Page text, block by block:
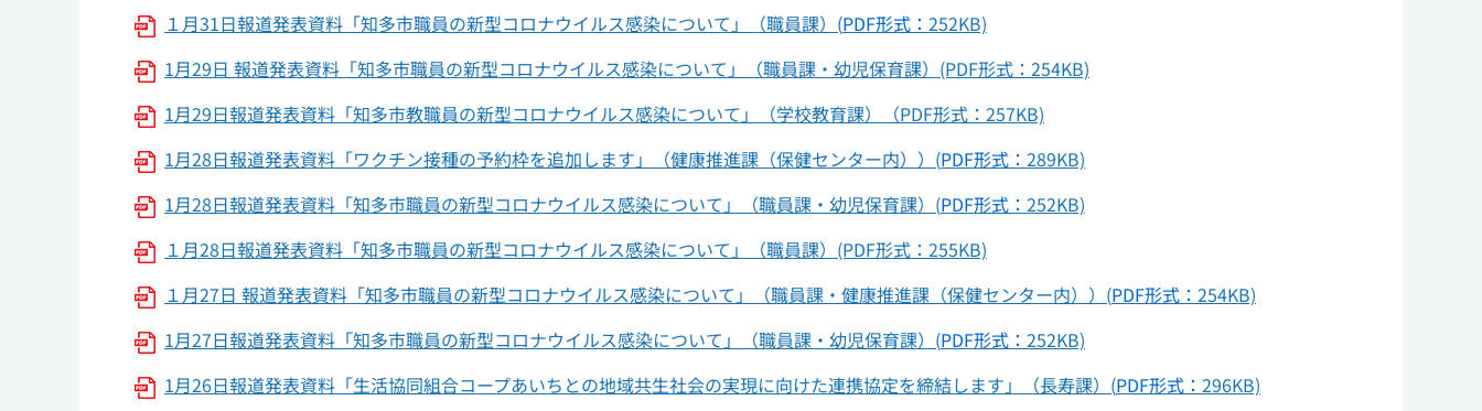
１月31日報道発表資料「知多市職員の新型コロナウイルス感染について」（職員課）(PDF形式： 252KB)
1月29日 報道発表資料「知多市職員の新型コロナウイルス感染について」（職員課・幼児保育課）(PDF形式：254KB)
1月29日報道発表資料「知多市教職員の新型コロナウイルス感染について」（学校教育課）（PDF形式：257KB)
1月28日報道発表資料「ワクチン接種の予約枠を追加します」（健康推進課（保健センター内））(PDF形式： 289KB)
1月28日報道発表資料「知多市職員の新型コロナウイルス感染について」（職員課・幼児保育課）(PDF形式： 252KB)
１月28日報道発表資料「知多市職員の新型コロナウイルス感染について」（職員課）(PDF形式：255KB)
１月27日 報道発表資料「知多市職員の新型コロナウイルス感染について」（職員課・健康推進課（保健センター内））(PDF形式： 254KB)
1月27日報道発表資料「知多市職員の新型コロナウイルス感染について」（職員課・幼児保育課）(PDF形式： 252KB)
1月26日報道発表資料「生活協同組合コープあいちとの地域共生社会の実現に向けた連携協定を締結します」（長寿課）(PDF形式： 296KB)